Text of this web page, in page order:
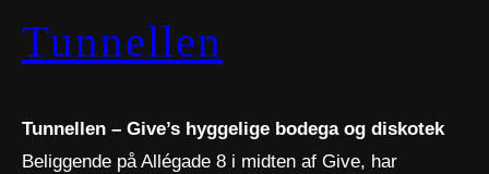
Tunnellen
Tunnellen – Give’s hyggelige bodega og diskotek
Beliggende på Allégade 8 i midten af Give, har